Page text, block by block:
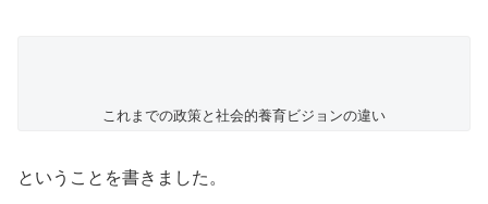
これまでの政策と社会的養育ビジョンの違い
ということを書きました。